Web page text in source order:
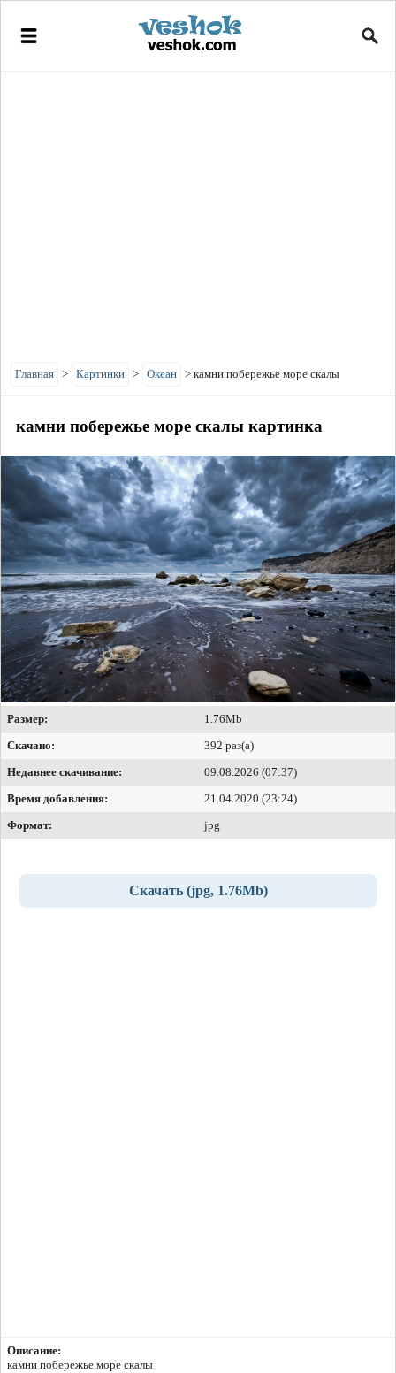
Главная > Картинки > Океан > камни побережье море скалы
камни побережье море скалы картинка
Размер:
1.76Mb
Скачано:
392 раз(а)
Недавнее скачивание:
09.08.2026 (07:37)
Время добавления:
21.04.2020 (23:24)
Формат:
jpg
Скачать (jpg, 1.76Mb)
Описание:
камни побережье море скалы